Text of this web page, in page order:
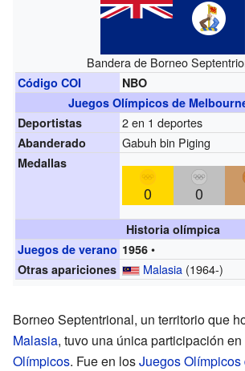
Bandera de Borneo
Código COI
NBO
Juegos Olímpicos de
Deportistas
2 en 1 deportes
Abanderado Gabuh bin Piging
Medallas
0 0
Historia olímpica
Juegos de verano 1956 •
Otras apariciones Malasia (1964-)
Borneo Septentrional, un territorio que
Malasia, tuvo una única participación
Olímpicos. Fue en losJuegos